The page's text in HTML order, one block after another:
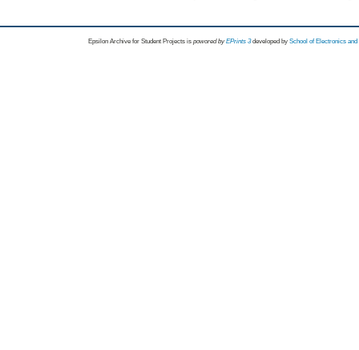
Epsilon Archive for Student Projects is powored byEPrints 3 developed by School of Electronics